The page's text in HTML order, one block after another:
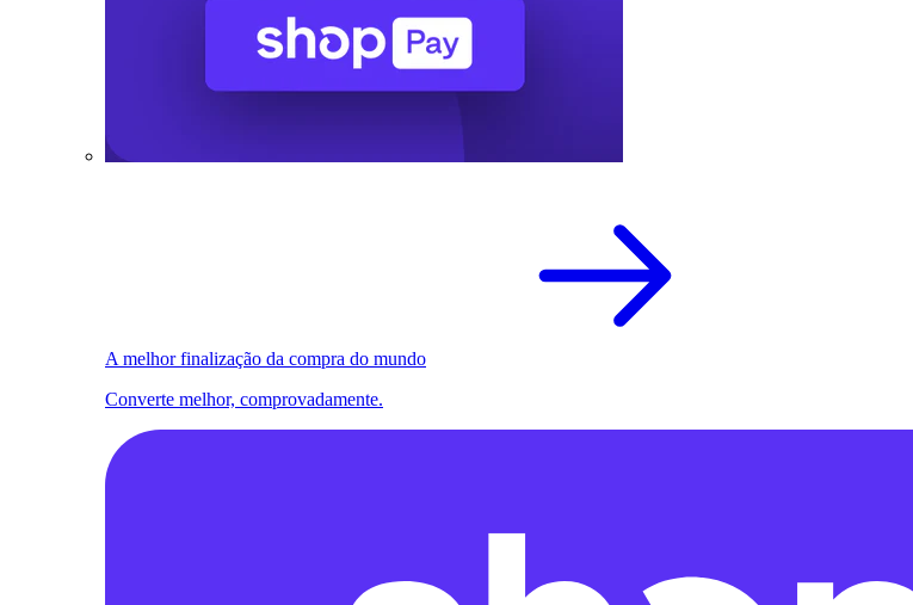
A melhor finalização da compra do mundo
Converte melhor, comprovadamente.